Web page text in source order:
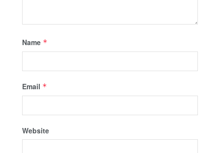
Name *
Email *
Website